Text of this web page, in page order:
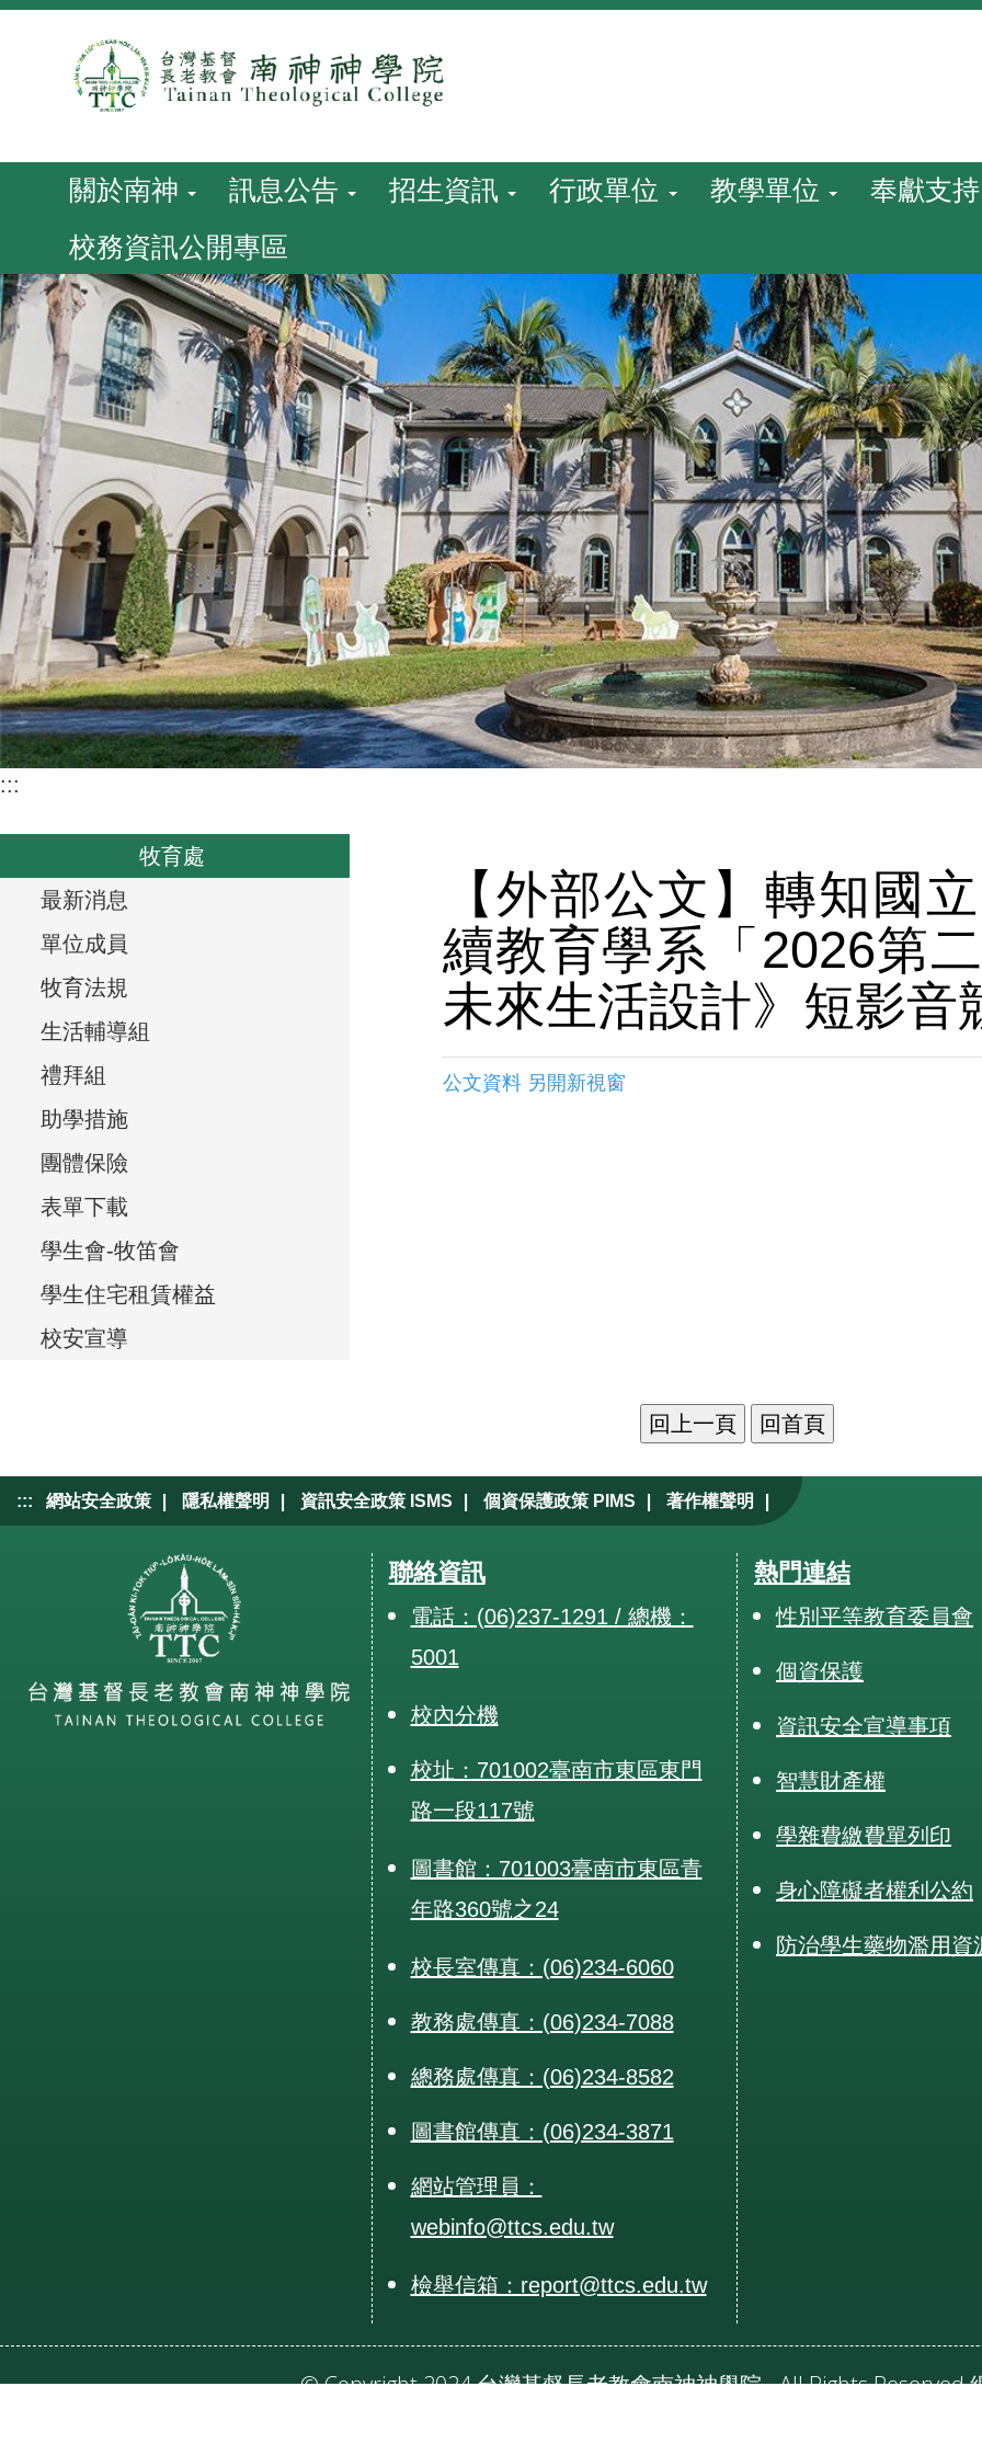
跳
關於南神 訊息公告 招生資訊 行政單位 教學單位
奉獻支持
校務資訊公開專區
:::
牧育處
T
r
e
e
v
i
e
w
,
最新消息
單位成員
牧育法規
生活輔導組
禮拜組
助學措施
團體保險
表單下載
學生會-牧笛會
學生住宅租賃權益
校安宣導
【外部公文】轉知國
續教育學系「2026第
未來生活設計》短影音
公文資料 另開新視窗
::: 網站安全政策 | 隱私權聲明 | 資訊安全政策 ISMS | 個資保護政策 PIMS | 著作權聲明 |
聯絡資訊
電話：(06)237-1291 / 總機：
5001
校內分機
校址：701002臺南市東區東門
路一段117號
圖書館：701003臺南市東區青
年路360號之24
校長室傳真：(06)234-6060
教務處傳真：(06)234-7088
總務處傳真：(06)234-8582
圖書館傳真：(06)234-3871
網站管理員：
webinfo@ttcs.edu.tw
檢舉信箱：report@ttcs.edu.tw
熱門連結
性別平等教育委員會
個資保護
資訊安全宣導事項
智慧財產權
學雜費繳費單列印
身心障礙者權利公約
防治學生藥物濫用資
© Copyright 2024 台灣基督長老教會南神神學院 - All Rights Reserved